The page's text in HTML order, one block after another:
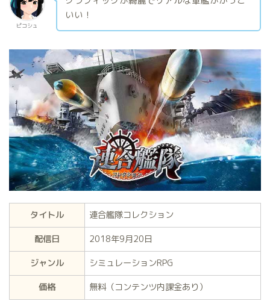
ピコシュ
いい！
タイトル
連合艦隊コレクション
配信日
2018年9月20日
ジャンル
シミュレーションRPG
価格
無料（コンテンツ内課金あり）